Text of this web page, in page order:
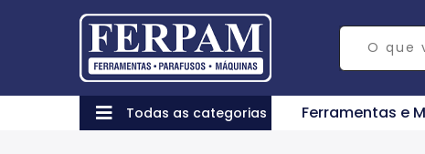
Todas as categorias Ferramentas e